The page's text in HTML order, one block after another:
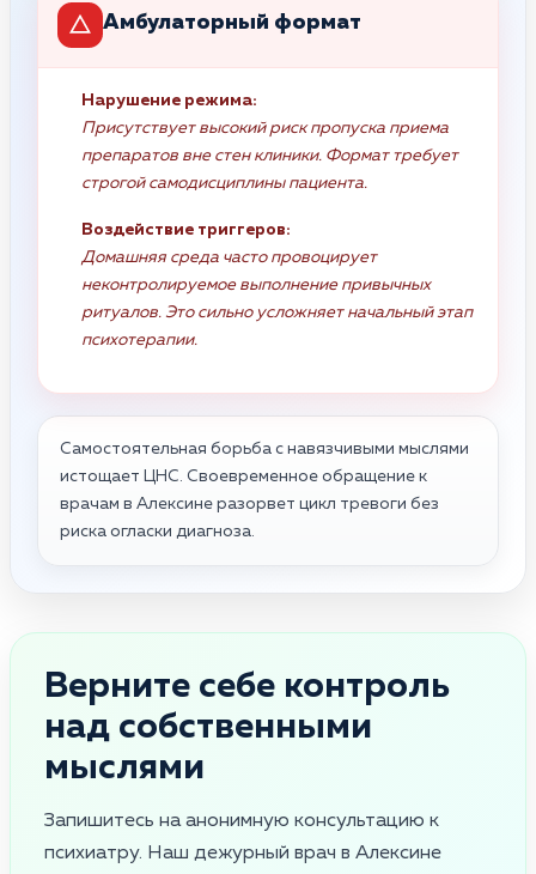
Амбулаторный формат
Нарушение режима:
Присутствует высокий риск пропуска приема
препаратов вне стен клиники. Формат требует
строгой самодисциплины пациента.
Воздействие триггеров:
Домашняя среда часто провоцирует
неконтролируемое выполнение привычных
ритуалов. Это сильно усложняет начальный этап
психотерапии.
Самостоятельная борьба с навязчивыми мыслями
истощает ЦНС. Своевременное обращение к
врачам в Алексине разорвет цикл тревоги без
риска огласки диагноза.
Верните себе контроль
над собственными
мыслями
Запишитесь на анонимную консультацию к
психиатру. Наш дежурный врач в Алексине